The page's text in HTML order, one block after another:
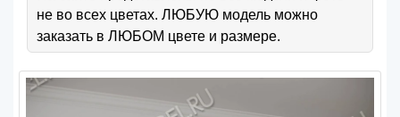
не во всех цветах. ЛЮБУЮ модель можно
заказать в ЛЮБОМ цвете и размере.